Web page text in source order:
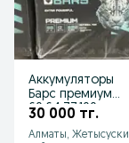
Аккумуляторы
Барс премиум
60,64,77,100
30 000 тг.
Алматы,